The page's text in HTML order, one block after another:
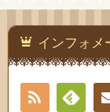
インフォメ